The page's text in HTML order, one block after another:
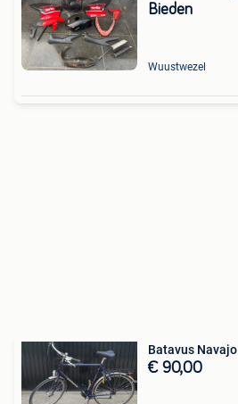
Bieden
Wuustwezel
Batavus Navajo
€ 90,00